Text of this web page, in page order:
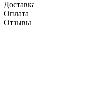
Доставка
Оплата
Отзывы